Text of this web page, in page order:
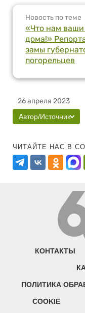
Новость по теме
«Что нам ваши
дома!»
замы
погорельцев
26 апреля 2023
Автор/Источник
ЧИТАЙТЕ НАС В
КОНТАКТЫ
ПОЛИТИКА
COOKIE